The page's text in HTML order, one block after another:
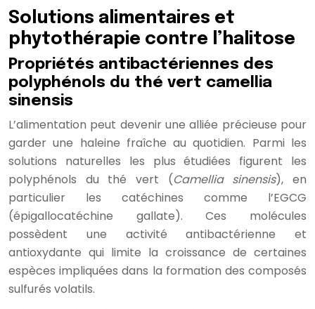
Solutions alimentaires et
phytothérapie contre l’halitose
Propriétés antibactériennes des
polyphénols du thé vert camellia
sinensis
L’alimentation peut devenir une alliée précieuse pour
garder une haleine fraîche au quotidien. Parmi les
solutions naturelles les plus étudiées figurent les
polyphénols du thé vert (Camellia sinensis), en
particulier les catéchines comme l’EGCG
(épigallocatéchine gallate). Ces molécules
possèdent une activité antibactérienne et
antioxydante qui limite la croissance de certaines
espèces impliquées dans la formation des composés
sulfurés volatils.